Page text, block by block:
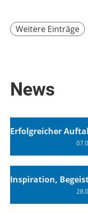
Weitere Einträge
News